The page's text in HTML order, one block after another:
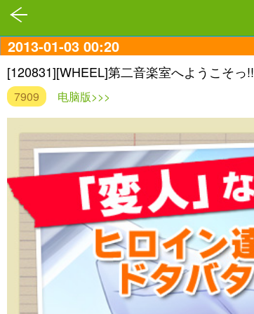
2013-01-03 00:20
[120831][WHEEL]第二音楽室へようこそっ!!
7909 电脑版>>>